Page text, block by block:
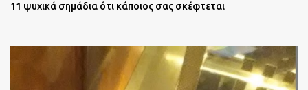
11 ψυχικά σημάδια ότι κάποιος σας σκέφτεται